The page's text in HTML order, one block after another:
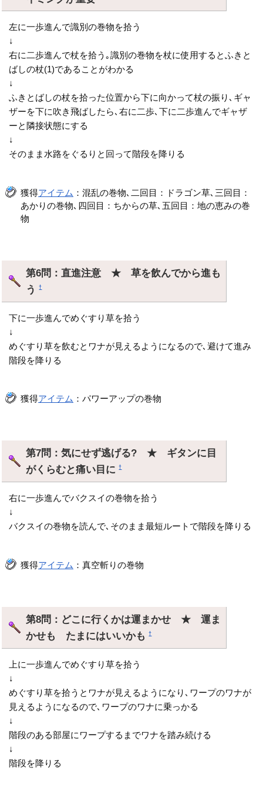
左に一歩進んで識別の巻物を拾う
↓
右に二歩進んで杖を拾う｡識別の巻物を杖に使用するとふきと
ばしの杖(1)であることがわかる
↓
ふきとばしの杖を拾った位置から下に向かって杖の振り､ギャ
ザーを下に吹き飛ばしたら､右に二歩､下に二歩進んでギャザ
ーと隣接状態にする
↓
そのまま水路をぐるりと回って階段を降りる
獲得アイテム ：混乱の巻物､二回目：ドラゴン草､三回目：
あかりの巻物､四回目：ちからの草､五回目：地の恵みの巻
物
第6問：直進注意 ★ 草を飲んでから進も
う†
下に一歩進んでめぐすり草を拾う
↓
めぐすり草を飲むとワナが見えるようになるので､避けて進み
階段を降りる
獲得アイテム ：パワーアップの巻物
第7問：気にせず逃げる? ★ ギタンに目
がくらむと痛い目に†
右に一歩進んでバクスイの巻物を拾う
↓
バクスイの巻物を読んで､そのまま最短ルートで階段を降りる
獲得アイテム ：真空斬りの巻物
第8問：どこに行くかは運まかせ ★ 運ま
かせも たまにはいいかも†
上に一歩進んでめぐすり草を拾う
↓
めぐすり草を拾うとワナが見えるようになり､ワープのワナが
見えるようになるので､ワープのワナに乗っかる
↓
階段のある部屋にワープするまでワナを踏み続ける
↓
階段を降りる